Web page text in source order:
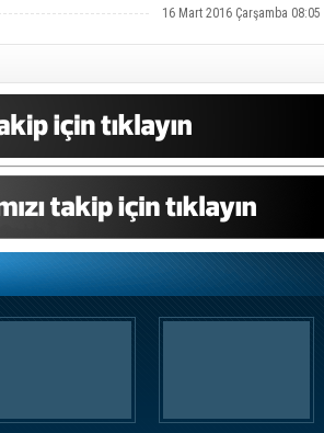
16 Mart 2016 Çarşamba 08:05